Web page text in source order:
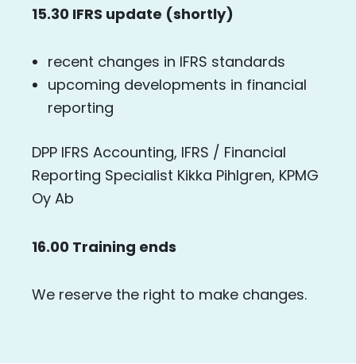
15.30 IFRS update (shortly)
recent changes in IFRS standards
upcoming developments in financial
reporting
DPP IFRS Accounting, IFRS / Financial
Reporting Specialist Kikka Pihlgren, KPMG
Oy Ab
16.00 Training ends
We reserve the right to make changes.